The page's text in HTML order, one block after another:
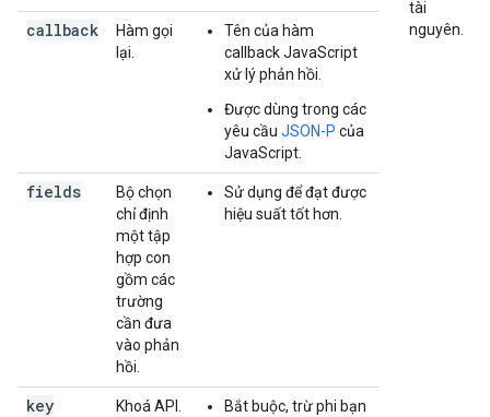
tài
nguyên.
callback
Hàm gọi
lại.
Tên của hàm
callback JavaScript
xử lý phản hồi.
Được dùng trong các
yêu cầu JSON-P của
JavaScript.
fields
Bộ chọn
chỉ định
một tập
hợp con
gồm các
trường
cần đưa
vào phản
hồi.
Sử dụng để đạt được
hiệu suất tốt hơn.
key
Khoá API.
Bắt buộc, trừ phi bạn